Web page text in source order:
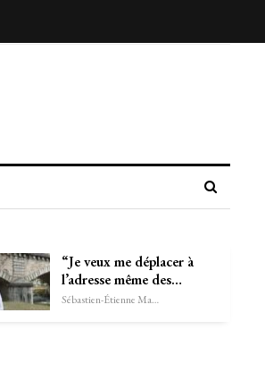
“Je veux me déplacer à
l’adresse même des…
Sébastien-Étienne Marechal